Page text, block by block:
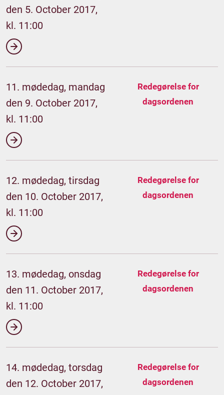
den 5. October 2017,
kl. 11:00
11. mødedag, mandag
den 9. October 2017,
kl. 11:00
Redegørelse for
dagsordenen
12. mødedag, tirsdag
den 10. October 2017,
kl. 11:00
Redegørelse for
dagsordenen
13. mødedag, onsdag
den 11. October 2017,
kl. 11:00
Redegørelse for
dagsordenen
14. mødedag, torsdag
den 12. October 2017,
Redegørelse for
dagsordenen